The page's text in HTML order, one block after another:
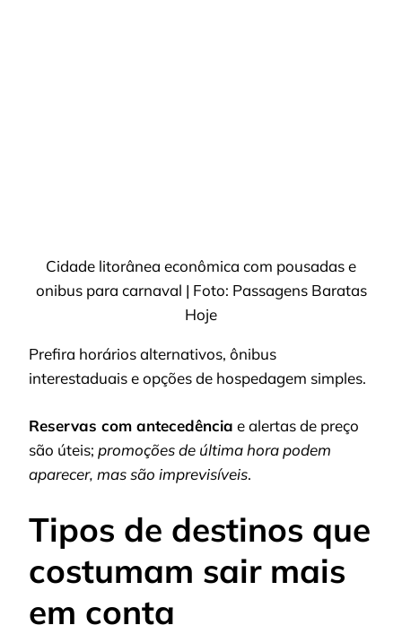
Cidade litorânea econômica com pousadas e
onibus para carnaval | Foto: Passagens Baratas
Hoje
Prefira horários alternativos, ônibus
interestaduais e opções de hospedagem simples.
Reservas com antecedência e alertas de preço
são úteis; promoções de última hora podem
aparecer, mas são imprevisíveis.
Tipos de destinos que
costumam sair mais
em conta